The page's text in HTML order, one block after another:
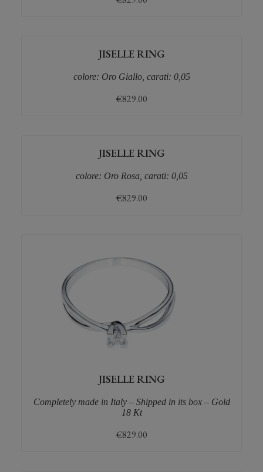
JISELLE RING
colore: Oro Giallo, carati: 0,05
€829.00
JISELLE RING
colore: Oro Rosa, carati: 0,05
€829.00
JISELLE RING
Completely made in Italy – Shipped in its box – Gold
18 Kt
€829.00